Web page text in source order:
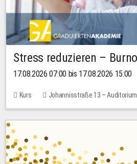
Stress reduzieren –
17.08.2026 07:00 bis 17.08.2026 15:00
Kurs Johannisstraße 13 –
10,00 EUR